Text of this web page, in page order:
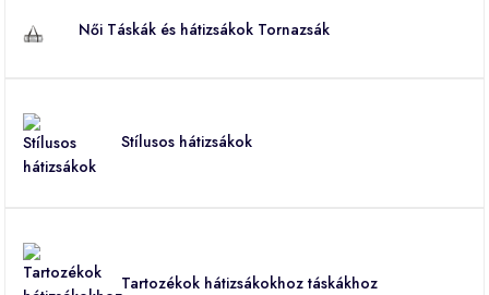
Női Táskák és hátizsákok Tornazsák
Stílusos hátizsákok
Tartozékok hátizsákokhoz táskákhoz